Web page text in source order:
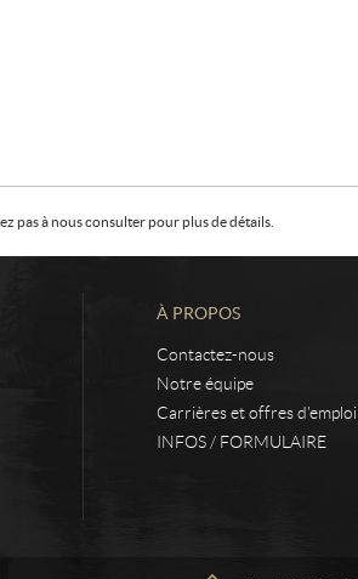
pas à nous consulter pour plus de détails.
À PROPOS
Contactez-nous
Notre équipe
Carrières et offres d’emploi
INFOS / FORMULAIRE